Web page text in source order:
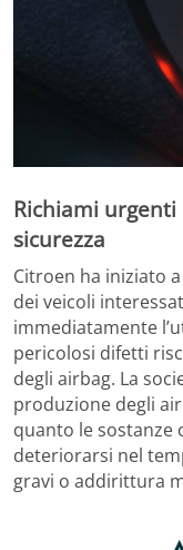
Richiami
sicurezza
Citroen ha iniziato
dei veicoli
immediatamente
pericolosi difetti
degli airbag. La
produzione degli
quanto le sostanze
deteriorarsi nel
gravi o addirittura